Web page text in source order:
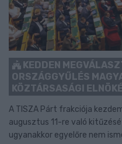
KEDDEN
ORSZÁGGYŰLÉS
KÖZTÁRSASÁGI
A TISZA Párt frakciója
augusztus 11-re való
ugyanakkor egyelőre nem